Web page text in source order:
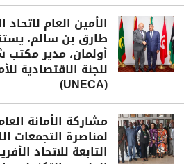
الأمين العام
طارق بن سالم،
أولمان، مدير مكتب
للجنة الاقتصادية
(UNECA)
مشاركة الأمانة
لمناصرة التجمعات
التابعة للاتحاد